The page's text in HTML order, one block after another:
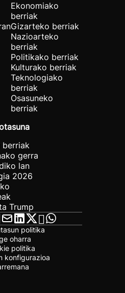
Ekonomiako
berriak
Gizarteko berriak
Nazioarteko
berriak
Politikako berriak
Kulturako berriak
Teknologiako
berriak
Osasuneko
berriak
berriak
gerra
lan
2026
Trump
politika
oharra
politika
konfigurazioa